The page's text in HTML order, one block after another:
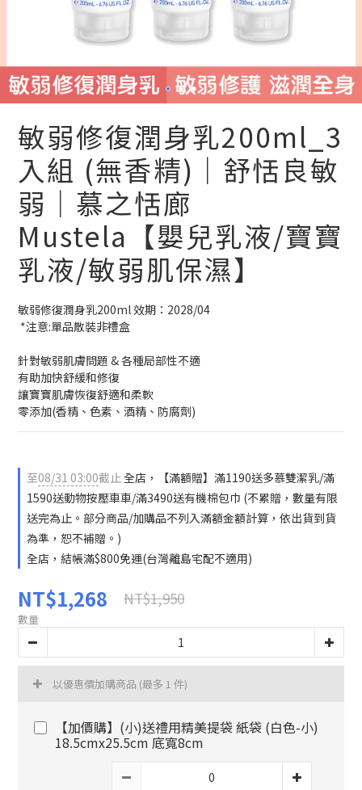
敏弱修復潤身乳200ml_3
入組 (無香精)｜舒恬良敏
弱｜慕之恬廊
Mustela【嬰兒乳液/寶寶
乳液/敏弱肌保濕】
敏弱修復潤身乳200ml 效期：2028/04
*注意:單品散裝非禮盒
針對敏弱肌膚問題 & 各種局部性不適
有助加快舒緩和修復
讓寶寶肌膚恢復舒適和柔軟
零添加(香精、色素、酒精、防腐劑)
至08/31 03:00截止全店，【滿額贈】滿1190送多慕雙潔乳/滿
1590送動物按壓車車/滿3490送有機棉包巾 (不累贈，數量有限
送完為止。部分商品/加購品不列入滿額金額計算，依出貨到貨
為準，恕不補贈。)
全店，結帳滿$800免運(台灣離島宅配不適用)
NT$1,268 NT$1,950
數量
以優惠價加購商品 (最多 1 件)
【加價購】(小)送禮用精美提袋 紙袋 (白色-小)
18.5cmx25.5cm 底寬8cm